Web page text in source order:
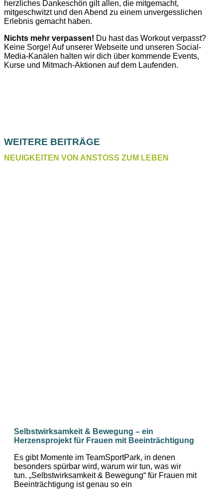
herzliches Dankeschön gilt allen, die mitgemacht,
mitgeschwitzt und den Abend zu einem unvergesslichen
Erlebnis gemacht haben.
Nichts mehr verpassen! Du hast das Workout verpasst?
Keine Sorge! Auf unserer Webseite und unseren Social-
Media-Kanälen halten wir dich über kommende Events,
Kurse und Mitmach-Aktionen auf dem Laufenden.
WEITERE BEITRÄGE
NEUIGKEITEN VON ANSTOSS ZUM LEBEN
Selbstwirksamkeit & Bewegung – ein
Herzensprojekt für Frauen mit Beeinträchtigung
Es gibt Momente im TeamSportPark, in denen
besonders spürbar wird, warum wir tun, was wir
tun. „Selbstwirksamkeit & Bewegung“ für Frauen mit
Beeinträchtigung ist genau so ein